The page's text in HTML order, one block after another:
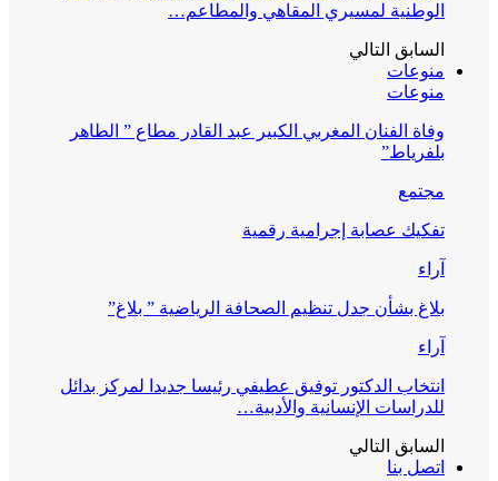
الوطنية لمسيري المقاهي والمطاعم…
السابق التالي
منوعات
منوعات
وفاة الفنان المغربي الكبير عبد القادر مطاع ” الطاهر
بلفرياط”
مجتمع
تفكيك عصابة إجرامية رقمية
آراء
بلاغ بشأن جدل تنظيم الصحافة الرياضية ” بلاغ”
آراء
انتخاب الدكتور توفيق عطيفي رئيسا جديدا لمركز بدائل
للدراسات الإنسانية والأدبية…
السابق التالي
اتصل بنا